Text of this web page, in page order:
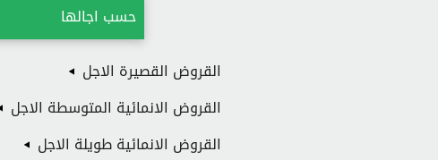
حسب اجالها
القروض القصيرة الاجل
القروض الانمائية المتوسطة الاجل
القروض الانمائية طويلة الاجل